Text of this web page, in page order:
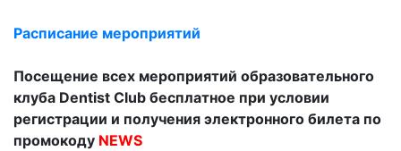
Расписание мероприятий
Посещение всех мероприятий образовательного
клуба Dentist Club бесплатное при условии
регистрации и получения электронного билета по
промокоду NEWS